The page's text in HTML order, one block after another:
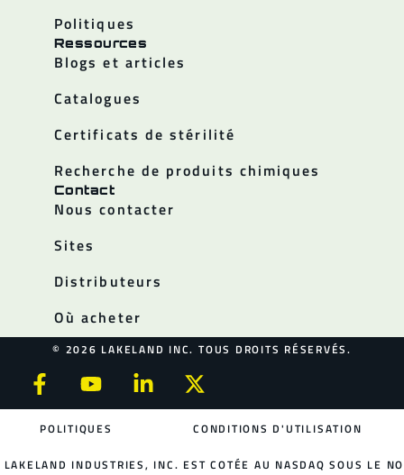
Politiques
Ressources
Blogs et articles
Catalogues
Certificats de stérilité
Recherche de produits chimiques
Contact
Nous contacter
Sites
Distributeurs
Où acheter
© 2026 LAKELAND INC. TOUS DROITS RÉSERVÉS.
POLITIQUES CONDITIONS D'UTILISATION
LAKELAND INDUSTRIES, INC. EST COTÉE AU NASDAQ SOUS LE